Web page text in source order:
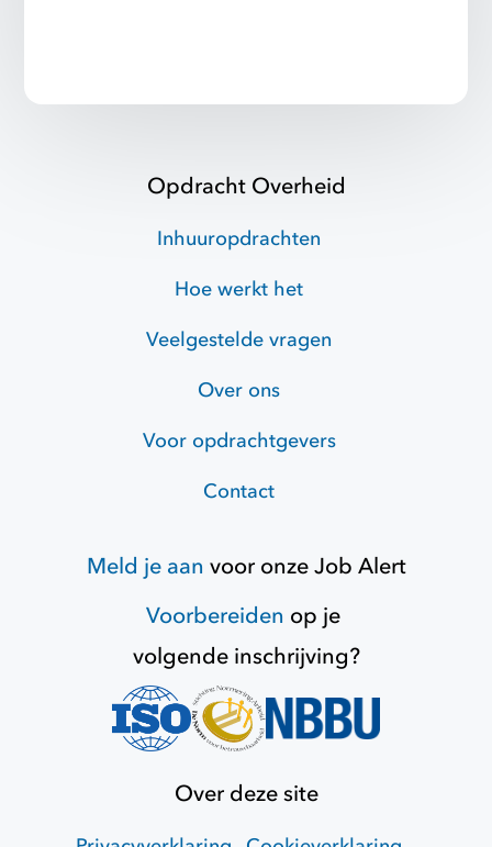
Opdracht Overheid
Inhuuropdrachten
Hoe werkt het
Veelgestelde vragen
Over ons
Voor opdrachtgevers
Contact
Meld je aan voor onzeJob Alert
Voorbereiden op je
volgende inschrijving?
Over deze site